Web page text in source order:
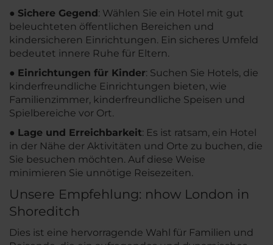
● Sichere Gegend: Wählen Sie ein Hotel mit gut
beleuchteten öffentlichen Bereichen und
kindersicheren Einrichtungen. Ein sicheres Umfeld
bedeutet innere Ruhe für Eltern.
● Einrichtungen für Kinder: Suchen Sie Hotels, die
kinderfreundliche Einrichtungen bieten, wie
Familienzimmer, kinderfreundliche Speisen und
Spielbereiche vor Ort.
● Lage und Erreichbarkeit: Es ist ratsam, ein Hotel
in der Nähe der Aktivitäten und Orte zu buchen, die
Sie besuchen möchten. Auf diese Weise
minimieren Sie unnötige Reisezeiten.
Unsere Empfehlung: nhow London in
Shoreditch
Dies ist eine hervorragende Wahl für Familien und